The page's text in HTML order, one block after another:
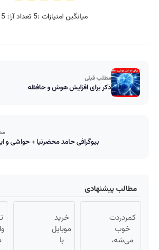
میانگین امتیازات :5 تعداد آرا:5
مطلب قبلی
ذکر برای افزایش هوش و حافظه
بیوگرافی حامد محضرنیا + حواشی و
مطالب پیشنهادی
کمردردت
خوب
می‌شه،
خرید
موبایل
با